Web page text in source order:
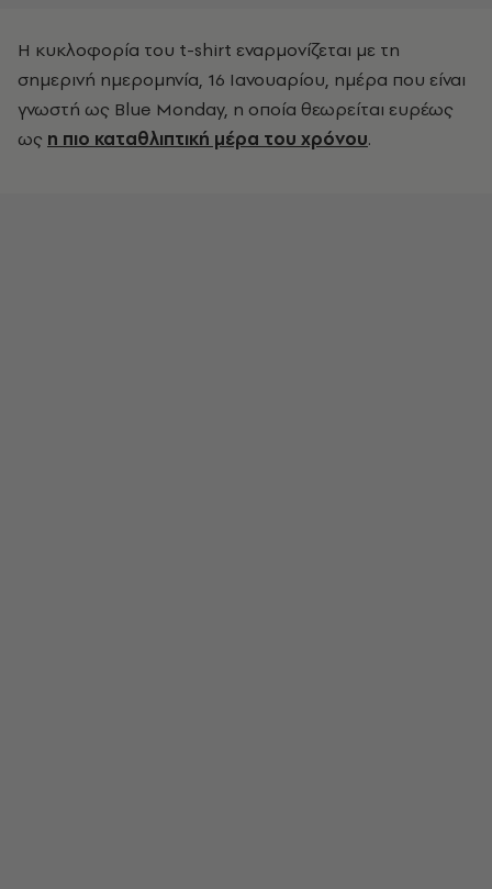
Η κυκλοφορία του t-shirt εναρμονίζεται με τη
σημερινή ημερομηνία, 16 Ιανουαρίου, ημέρα που είναι
γνωστή ως Blue Monday, η οποία θεωρείται ευρέως
ως η πιο καταθλιπτική μέρα του χρόνου.